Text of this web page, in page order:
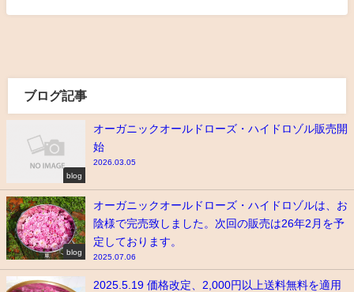
ブログ記事
blog
オーガニックオールドローズ・ハイドロゾル販売開
始
2026.03.05
blog
オーガニックオールドローズ・ハイドロゾルは、お
陰様で完売致しました。次回の販売は26年2月を予
定しております。
2025.07.06
2025.5.19 価格改定、2,000円以上送料無料を適用